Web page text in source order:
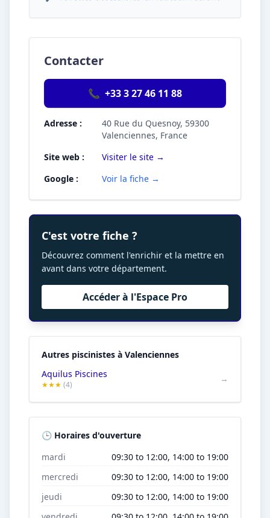
Contacter
📞 +33 3 27 46 11 88
Adresse :
40 Rue du Quesnoy, 59300
Valenciennes, France
Site web :
Visiter le site →
Google :
Voir la fiche →
C'est votre fiche ?
Découvrez comment l'enrichir et la mettre en
avant dans votre département.
Accéder à l'Espace Pro
Autres piscinistes à Valenciennes
Aquilus Piscines
★★★ (4)
→
🕒 Horaires d'ouverture
mardi
09:30 to 12:00, 14:00 to 19:00
mercredi
09:30 to 12:00, 14:00 to 19:00
jeudi
09:30 to 12:00, 14:00 to 19:00